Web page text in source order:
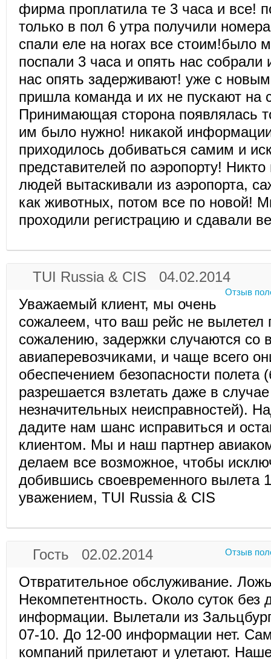
фирма проплатила те 3 часа и все!
только в пол 6 утра получили
спали еле на ногах все стоим!было
поспали 3 часа и опять нас собрали
нас опять задерживают! уже с
пришла команда и их не пускают на
Принимающая сторона появлялась
им было нужно! никакой
приходилось добиваться самим и
представителей по аэропорту!
людей вытаскивали из аэропорта,
как животных, потом все по новой!
проходили регистрацию и сдавали
TUI Russia & CIS 04.02.2014
Отзыв
Уважаемый клиент, мы очень
сожалеем, что ваш рейс не вылетел
сожалению, задержки случаются со
авиаперевозчиками, и чаще всего
обеспечением безопасности полета
разрешается взлетать даже в
незначительных неисправностей).
дадите нам шанс исправиться и
клиентом. Мы и наш партнер
делаем все возможное, чтобы
добившись своевременного вылета
уважением, TUI Russia & CIS
Гость 02.02.2014 Отзыв
Отвратительное обслуживание.
Некомпетентность. Около суток без
информации. Вылетали из
07-10. До 12-00 информации нет.
компаний прилетают и улетают.